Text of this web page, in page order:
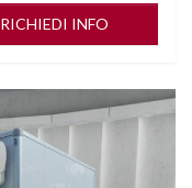
RICHIEDI INFO